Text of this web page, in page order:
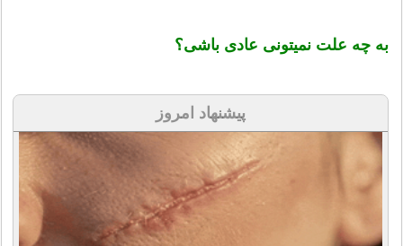
به چه علت نمیتونی عادی باشی؟
پیشنهاد امروز